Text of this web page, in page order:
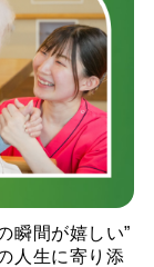
瞬間が嬉しい”
人生に寄り添